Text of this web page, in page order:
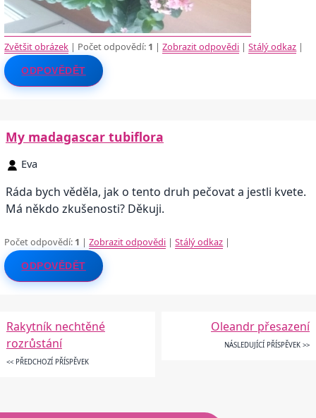
Zvětšit obrázek | Počet odpovědí: 1 |Zobrazit odpovědi |Stálý odkaz |
ODPOVĚDĚT
My madagascar tubiflora
Eva
Ráda bych věděla, jak o tento druh pečovat a jestli kvete.
Má někdo zkušenosti? Děkuji.
Počet odpovědí: 1 |Zobrazit odpovědi |Stálý odkaz |
ODPOVĚDĚT
Rakytník nechtěné
rozrůstání
<< PŘEDCHOZÍ PŘÍSPĚVEK
Oleandr přesazení
NÁSLEDUJÍCÍ PŘÍSPĚVEK >>